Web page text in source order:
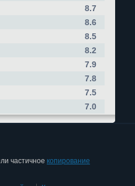
8.7
8.6
8.5
8.2
7.9
7.8
7.5
7.0
частичное копирование